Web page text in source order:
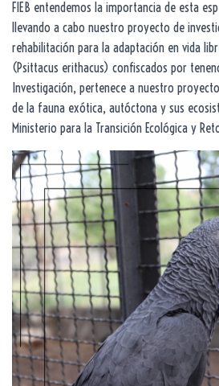
FIEB entendemos la importancia de esta
llevando a cabo nuestro proyecto de
rehabilitación para la adaptación en vida
(Psittacus erithacus) confiscados por
Investigación, pertenece a nuestro proyecto
de la fauna exótica, autóctona y sus
Ministerio para la Transición Ecológica y